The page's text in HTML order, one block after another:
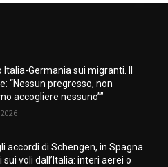
Italia-Germania sui migranti. Il
“Nessun pregresso, non
accogliere nessuno””
accordi di Schengen, in Spagna
sui voli dall’Italia: interi aerei o